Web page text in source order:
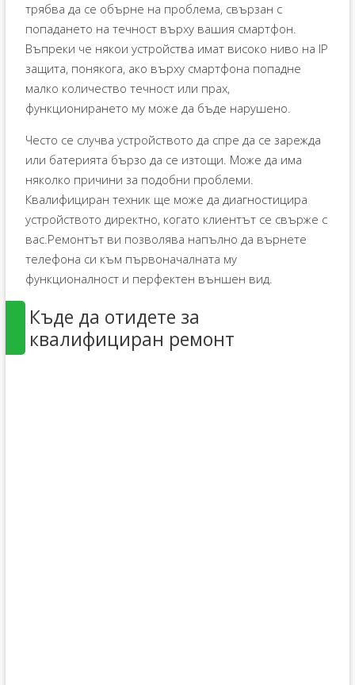
трябва да се обърне на проблема, свързан с
попадането на течност върху вашия смартфон.
Въпреки че някои устройства имат високо ниво на IP
защита, понякога, ако върху смартфона попадне
малко количество течност или прах,
функционирането му може да бъде нарушено.
Често се случва устройството да спре да се зарежда
или батерията бързо да се изтощи. Може да има
няколко причини за подобни проблеми.
Квалифициран техник ще може да диагностицира
устройството директно, когато клиентът се свърже с
вас.Ремонтът ви позволява напълно да върнете
телефона си към първоначалната му
функционалност и перфектен външен вид.
Къде да отидете за
квалифициран ремонт